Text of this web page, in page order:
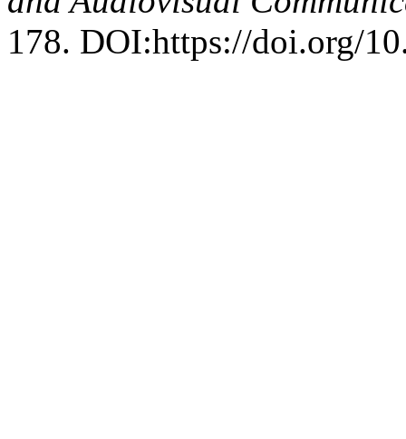
178. DOI:https://doi.org/